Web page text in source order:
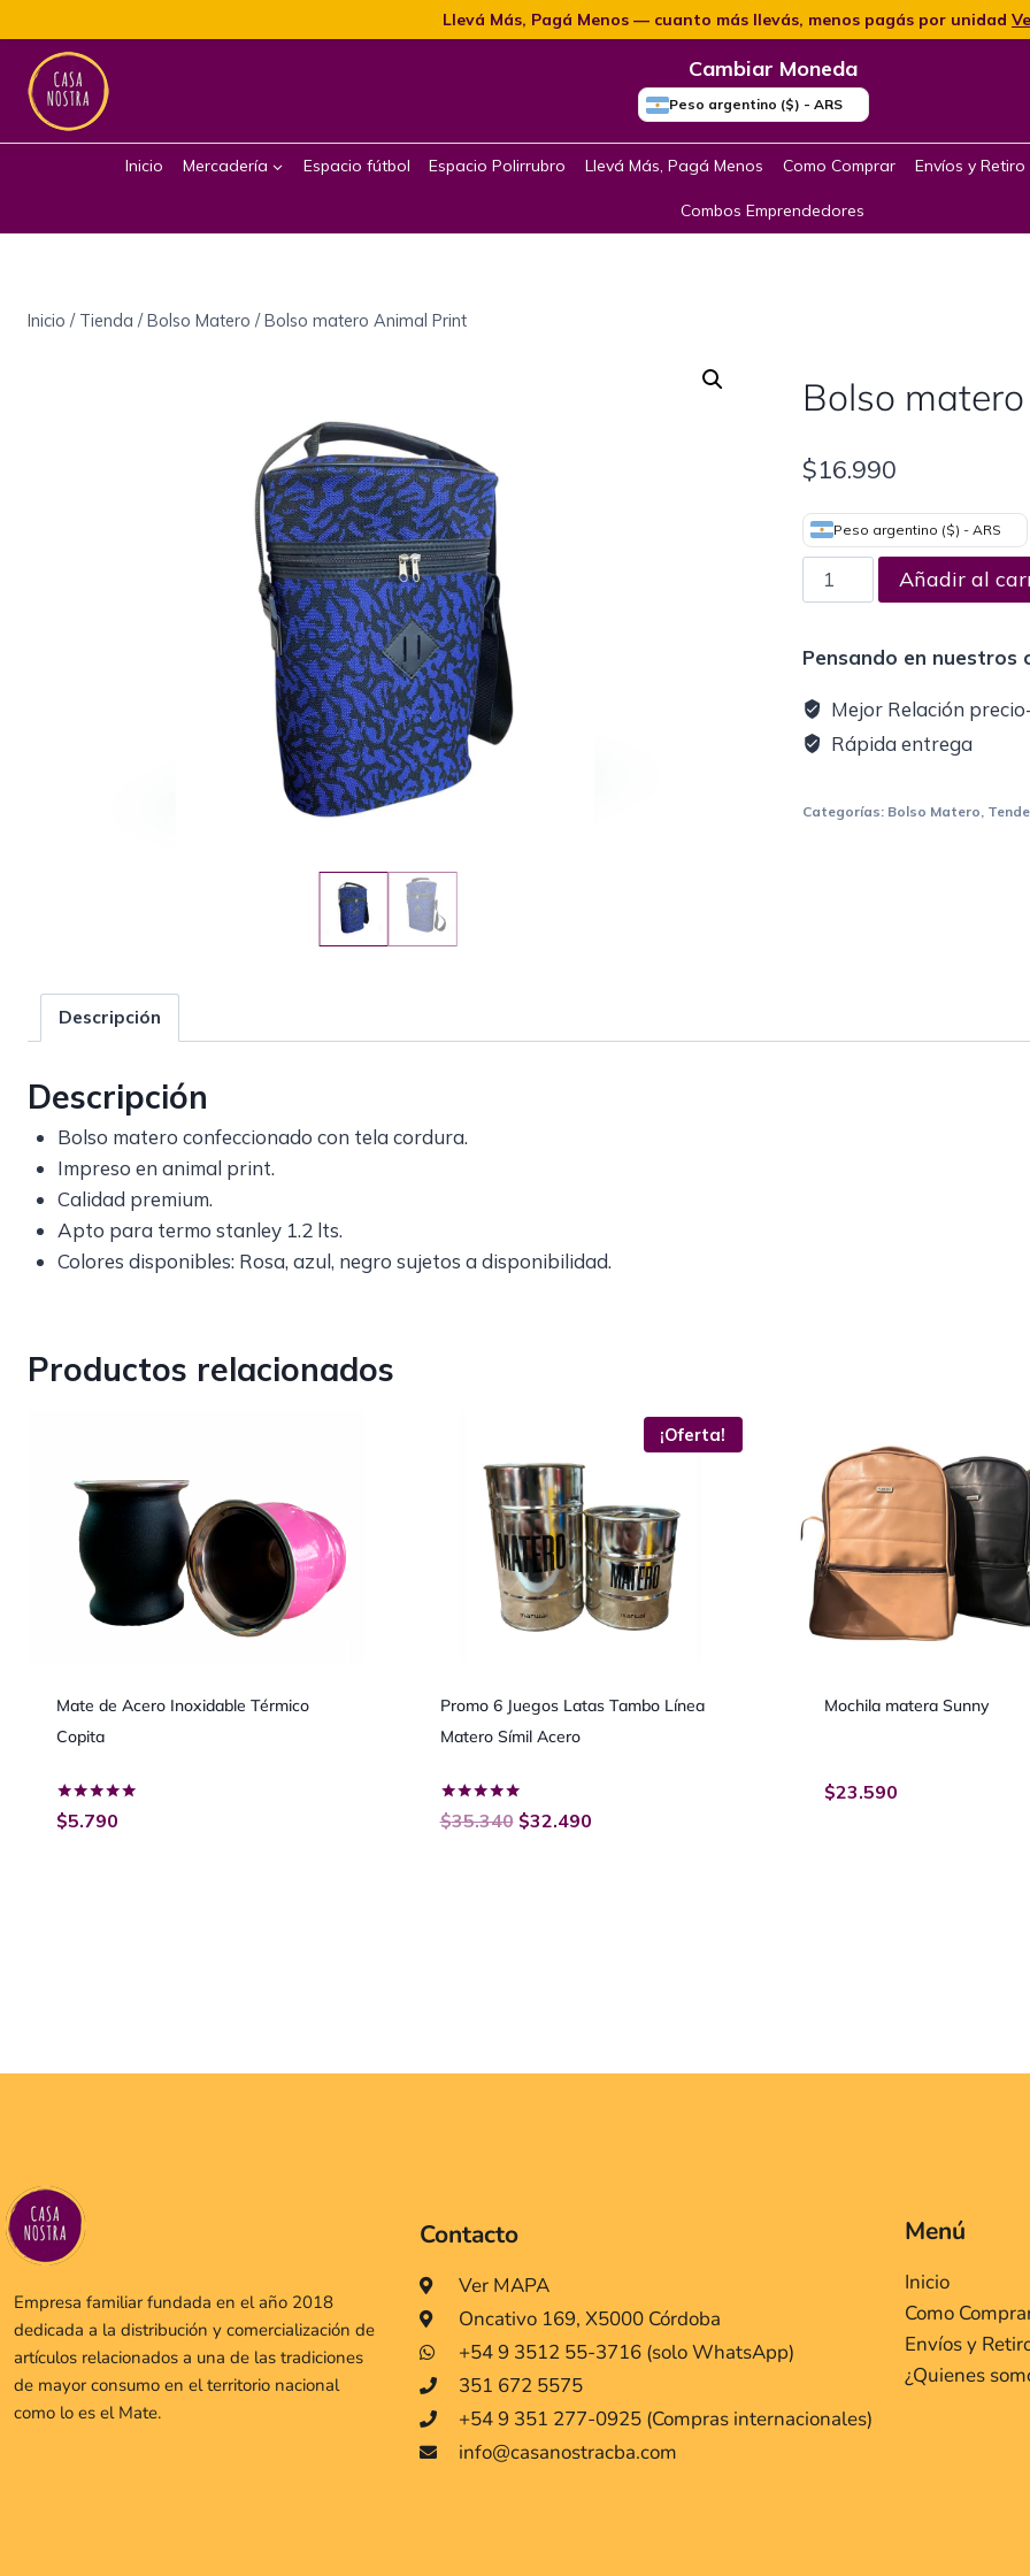
Llevá Más, Pagá Menos — cuanto más llevás, menos pagás por unidad
Cambiar Moneda
Peso argentino ($) - ARS
Inicio Mercadería Espacio fútbol Espacio Polirrubro Llevá Más, Pagá Menos Como Comprar Envíos y Retiro
Combos Emprendedores
Inicio / Tienda / Bolso Matero / Bolso matero Animal Print
Bolso
$16.990
Peso argentino ($) - ARS
Añadir al
Pensando en nuestros
Mejor Relación
Rápida entrega
Categorías: Bolso Matero
Descripción
Descripción
Bolso matero confeccionado con tela cordura.
Impreso en animal print.
Calidad premium.
Apto para termo stanley 1.2 lts.
Colores disponibles: Rosa, azul, negro sujetos a disponibilidad.
Productos relacionados
Mate de Acero Inoxidable Térmico
Copita
Valorado
con
$5.790
¡Oferta!
Promo 6 Juegos Latas Tambo Línea
Matero Símil Acero
Valorado
con
$35.340 $32.490
Mochila matera Sunny
$23.590
Empresa familiar fundada en el año 2018
dedicada a la distribución y comercialización de
artículos relacionados a una de las tradiciones
de mayor consumo en el territorio nacional
como lo es el Mate.
Contacto
Ver MAPA
Oncativo 169, X5000 Córdoba
+54 9 3512 55-3716 (solo WhatsApp)
351 672 5575
+54 9 351 277-0925 (Compras internacionales)
info@casanostracba.com
Menú
Inicio
Como
Envíos y
¿Quienes